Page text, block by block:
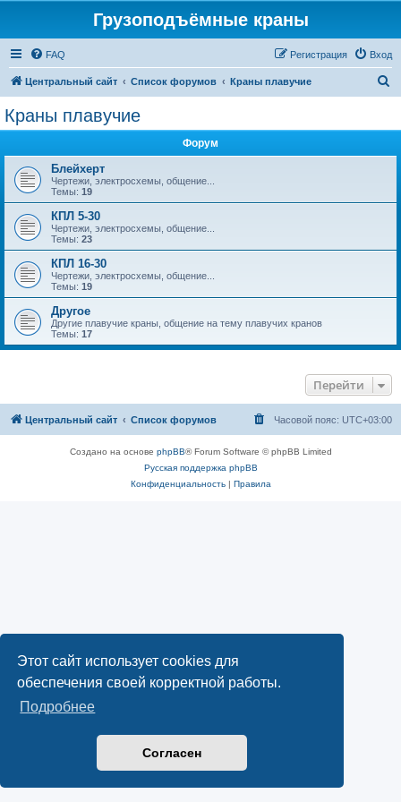
Этот сайт использует cookies для
обеспечения своей корректной работы.
Подробнее
Согласен
Грузоподъёмные краны
FAQ Вход
Регистрация
Центральный сайт Список форумов Краны плавучие
Краны плавучие
Форум
Блейхерт
Чертежи, электросхемы, общение...
Темы: 19
КПЛ 5-30
Чертежи, электросхемы, общение...
Темы: 23
КПЛ 16-30
Чертежи, электросхемы, общение...
Темы: 19
Другое
Другие плавучие краны, общение на тему плавучих кранов
Темы: 17
Перейти
Центральный сайт Список форумов Часовой пояс: UTC+03:00
Создано на основе phpBB® Forum Software © phpBB Limited
Русская поддержка phpBB
Конфиденциальность| Правила